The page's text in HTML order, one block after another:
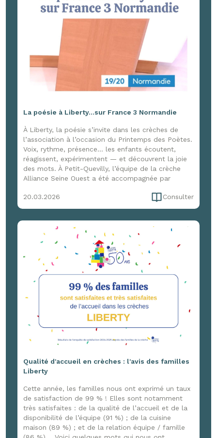
La poésie à Liberty...sur France 3 Normandie
À Liberty, la poésie s’invite dans les crèches de
l’association à l’occasion du Printemps des Poètes.
Voix, rythme, présence… les enfants écoutent,
réagissent, expérimentent — et découvrent la joie
des mots. À Petit-Quevilly, l’équipe de la crèche
Alliance Seine Ouest a été accompagnée par
immersion de trois jours, entre formation et
expérimentation, pour faire vivre la poésie dans le
France 3 Normandie, venu capter ces joyeux
moments ! Un reportage à retrouver ici :
www.youtube.com/watch?v=G4DpxNk84jg
20.03.2026 Consulter
Qualité d'accueil en crèches : l'avis des familles
Liberty
Cette année, les familles nous ont exprimé un taux
de satisfaction de 99 % ! Elles sont notamment
très satisfaites : de la qualité de l’accueil et de la
disponibilité de l’équipe (91 %) ; de la cuisine
maison (89 %) ; et de la relation équipe / famille